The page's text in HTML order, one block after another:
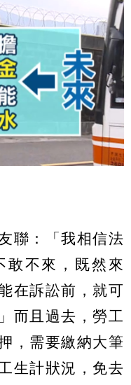
聯：「我相信法
敢不來，既然來
在訴訟前，就可
而且過去，勞工
，需要繳納大筆
生計狀況，免去